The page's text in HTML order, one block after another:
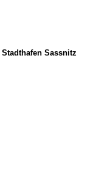
Sassnitz